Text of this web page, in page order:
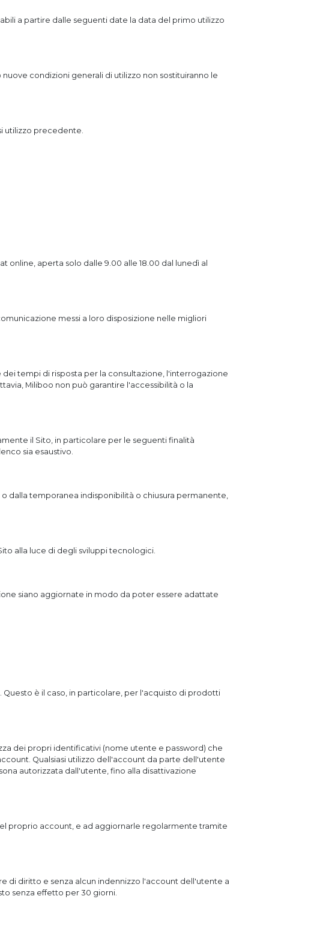
a partire dalle seguenti date la data del primo utilizzo
condizioni generali di utilizzo non sostituiranno le
utilizzo precedente.
online, aperta solo dalle 9.00 alle 18.00 dal lunedì al
messi a loro disposizione nelle migliori
tempi di risposta per la consultazione, l'interrogazione
Miliboo non può garantire l'accessibilità o la
il Sito, in particolare per le seguenti finalità
sia esaustivo.
dalla temporanea indisponibilità o chiusura permanente,
alla luce di degli sviluppi tecnologici.
siano aggiornate in modo da poter essere adattate
è il caso, in particolare, per l'acquisto di prodotti
dei propri identificativi (nome utente e password) che
Qualsiasi utilizzo dell'account da parte dell'utente
autorizzata dall'utente, fino alla disattivazione
proprio account, e ad aggiornarle regolarmente tramite
di diritto e senza alcun indennizzo l'account dell'utente a
senza effetto per 30 giorni.